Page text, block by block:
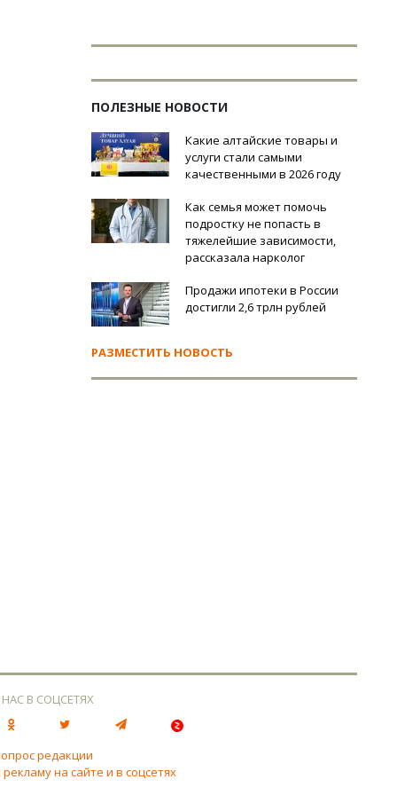
ПОЛЕЗНЫЕ НОВОСТИ
Какие алтайские товары и
услуги стали самыми
качественными в 2026 году
Как семья может помочь
подростку не попасть в
тяжелейшие зависимости,
рассказала нарколог
Продажи ипотеки в России
достигли 2,6 трлн рублей
РАЗМЕСТИТЬ НОВОСТЬ
В СОЦСЕТЯХ
редакции
на сайте и в соцсетях